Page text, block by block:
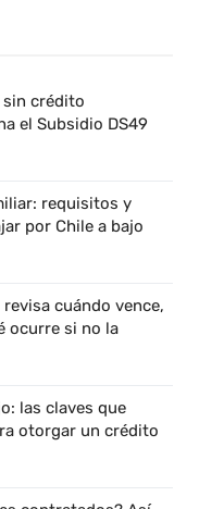
crédito
el Subsidio DS49
requisitos y
por Chile a bajo
cuándo vence,
ocurre si no la
las claves que
otorgar un crédito